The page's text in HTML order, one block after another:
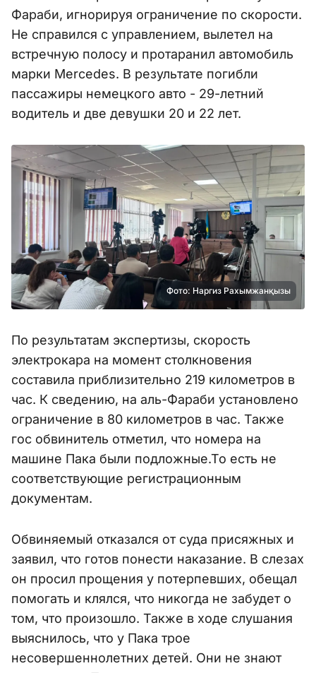
Фараби, игнорируя ограничение по скорости.
Не справился с управлением, вылетел на
встречную полосу и протаранил автомобиль
марки Mercedes. В результате погибли
пассажиры немецкого авто - 29-летний
водитель и две девушки 20 и 22 лет.
Фото: Наргиз Рахымжанқызы
По результатам экспертизы, скорость
электрокара на момент столкновения
составила приблизительно 219 километров в
час. К сведению, на аль-Фараби установлено
ограничение в 80 километров в час. Также
гос обвинитель отметил, что номера на
машине Пака были подложные.То есть не
соответствующие регистрационным
документам.
Обвиняемый отказался от суда присяжных и
заявил, что готов понести наказание. В слезах
он просил прощения у потерпевших, обещал
помогать и клялся, что никогда не забудет о
том, что произошло. Также в ходе слушания
выяснилось, что у Пака трое
несовершеннолетних детей. Они не знают